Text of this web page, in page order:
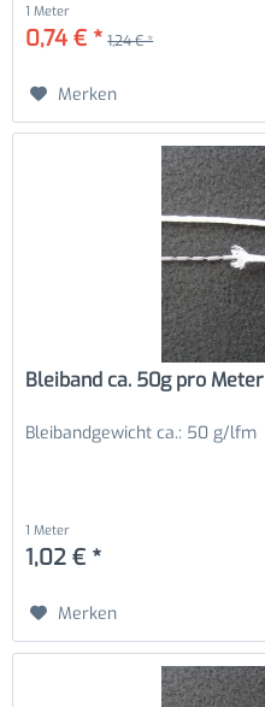
1 Meter
0,74 € * 1,24 € *
Merken
Bleiband ca. 50g pro Meter
Bleibandgewicht ca.: 50 g/lfm
1 Meter
1,02 € *
Merken